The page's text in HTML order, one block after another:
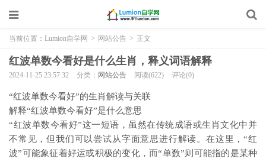
当前位置： Lumion自学网 > 网站公告 > 正文
红波单数今看好是什么生肖，释义词语解释
2024-11-25 23:57:32 分类： 网站公告 阅读(622) 评论(0)
“红波单数今看好”的生肖解读与关联
解释“红波单数今看好”是什么意思
“红波单数今看好”这一短语，虽然在传统成语或生肖文化中并
不常见，但我们可以尝试从字面意思进行解读。在这里，“红
波”可能象征着好运或积极的变化，而“单数”则可能指的是某种